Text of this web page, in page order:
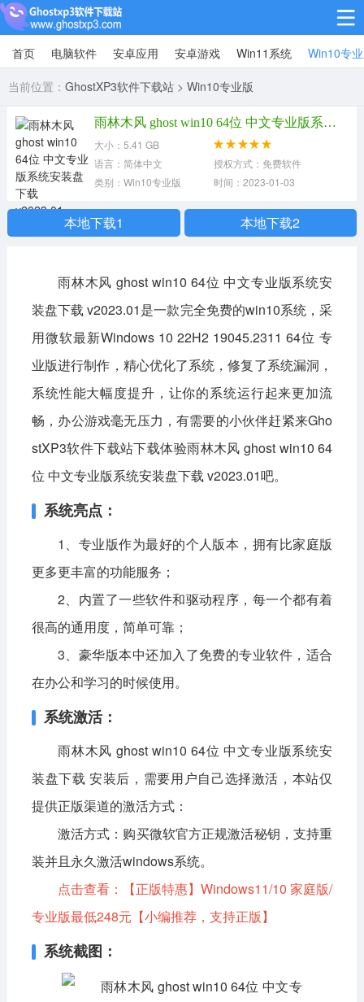
Win10专业版
Win10纯净版
Win11系统
win11下载64位 win11下载32位
安卓游戏
动作射击 经营策略 体育竞技
角色扮演 棋牌桌游
安卓应用
影音播放 系统工具 社交通讯
主题美化 新闻阅读 摄影图像
电脑软件
网络软件 系统软件
图形图像 媒体软件 行业软件
游戏娱乐 聊天软件
编程开发 教育教学
首页 电脑软件 安卓应用 安卓游戏 Win11系统 Win10专
当前位置： GhostXP3软件下载站 > Win10专业版
雨林木风 ghost win10 64位 中文专业版系统安装盘下载 v2023.01
大小：5.41 GB
语言：简体中文
授权方式：免费软件
类别：Win10专业版
时间：2023-01-03
本地下载1 本地下载2
雨林木风 ghost win10 64位 中文专业版系统安
装盘下载 v2023.01是一款完全免费的win10系统，采
用微软最新Windows 10 22H2 19045.2311 64位 专
业版进行制作，精心优化了系统，修复了系统漏洞，
系统性能大幅度提升，让你的系统运行起来更加流
畅，办公游戏毫无压力，有需要的小伙伴赶紧来Gho
stXP3软件下载站下载体验雨林木风 ghost win10 64
位 中文专业版系统安装盘下载 v2023.01吧。
系统亮点：
1、专业版作为最好的个人版本，拥有比家庭版
更多更丰富的功能服务；
2、内置了一些软件和驱动程序，每一个都有着
很高的通用度，简单可靠；
3、豪华版本中还加入了免费的专业软件，适合
在办公和学习的时候使用。
系统激活：
雨林木风 ghost win10 64位 中文专业版系统安
装盘下载 安装后，需要用户自己选择激活，本站仅
提供正版渠道的激活方式：
激活方式： 购买微软官方正规激活秘钥，支持重
装并且永久激活windows系统。
点击查看：
【正版特惠】Windows11/10 家庭版/
专业版最低248元 【小编推荐，支持正版】
系统截图：